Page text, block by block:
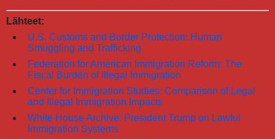
Lähteet:
U.S. Customs and Border Protection: Human
Smuggling and Trafficking
Federation for American Immigration Reform: The
Fiscal Burden of Illegal Immigration
Center for Immigration Studies: Comparison of Legal
and Illegal Immigration Impacts
White House Archive: President Trump on Lawful
Immigration Systems